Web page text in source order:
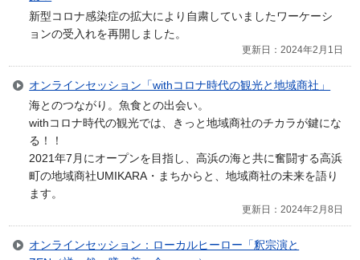
新型コロナ感染症の拡大により自粛していましたワーケーシ
ョンの受入れを再開しました。
更新日：2024年2月1日
オンラインセッション「withコロナ時代の観光と地域商社」
海とのつながり。魚食との出会い。
withコロナ時代の観光では、きっと地域商社のチカラが鍵にな
る！！
2021年7月にオープンを目指し、高浜の海と共に奮闘する高浜
町の地域商社UMIKARA・まちからと、地域商社の未来を語り
ます。
更新日：2024年2月8日
オンラインセッション：ローカルヒーロー「釈宗演と